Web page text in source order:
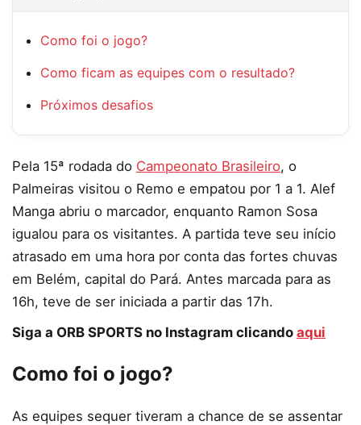
Como foi o jogo?
Como ficam as equipes com o resultado?
Próximos desafios
Pela 15ª rodada do Campeonato Brasileiro, o
Palmeiras visitou o Remo e empatou por 1 a 1. Alef
Manga abriu o marcador, enquanto Ramon Sosa
igualou para os visitantes. A partida teve seu início
atrasado em uma hora por conta das fortes chuvas
em Belém, capital do Pará. Antes marcada para as
16h, teve de ser iniciada a partir das 17h.
Siga a ORB SPORTS no Instagram clicando aqui
Como foi o jogo?
As equipes sequer tiveram a chance de se assentar